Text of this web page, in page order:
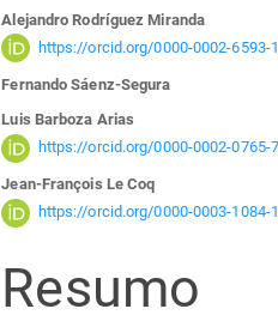
Conteúdo
do
artigo
principal
Alejandro Rodríguez Miranda
https://orcid.org/0000-0002-6593-
Fernando Sáenz-Segura
Luis Barboza Arias
https://orcid.org/0000-0002-0765-
Jean-François Le Coq
https://orcid.org/0000-0003-1084-
Resumo